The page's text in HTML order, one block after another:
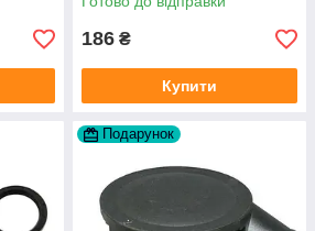
186 ₴
Купити
Подарунок